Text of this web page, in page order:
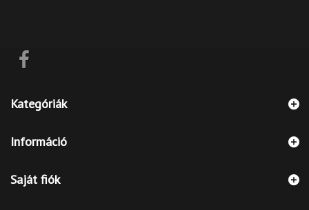
Kategóriák
Információ
Saját fiók